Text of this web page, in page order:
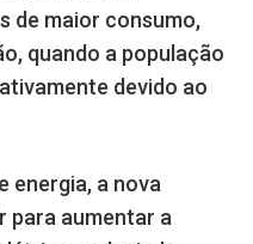
de maior consumo,
quando a população
devido ao
energia, a nova
para aumentar a